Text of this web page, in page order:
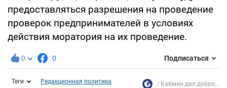
предоставляться разрешения на проведение
проверок предпринимателей в условиях
действия моратория на их проведение.
0 0 Подписаться
Теги Редакционная политика Кабмин дал добро...